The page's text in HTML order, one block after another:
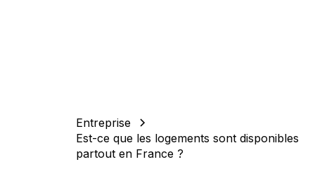
Entreprise
Est-ce que les logements sont disponibles
partout en France ?